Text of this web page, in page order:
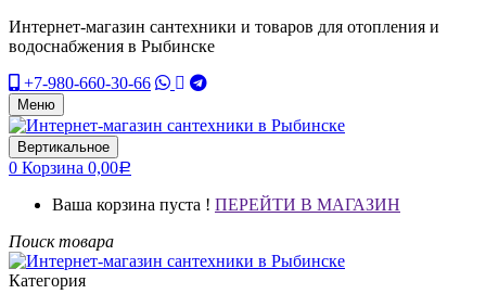
Интернет-магазин сантехники и товаров для отопления и
водоснабжения в Рыбинске
+7-980-660-30-66
Меню
Вертикальное
0 Корзина 0,00Р
Ваша корзина пуста ! ПЕРЕЙТИ В МАГАЗИН
Поиск товара
Категория